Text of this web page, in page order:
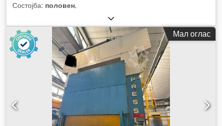
Состојба: половен,
Мал оглас